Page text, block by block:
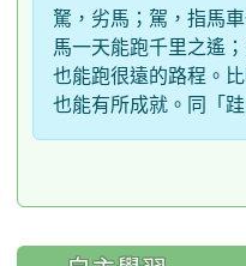
駑，劣馬；駕，指馬
馬一天能跑千里之遙
也能跑很遠的路程。
也能有所成就。同「